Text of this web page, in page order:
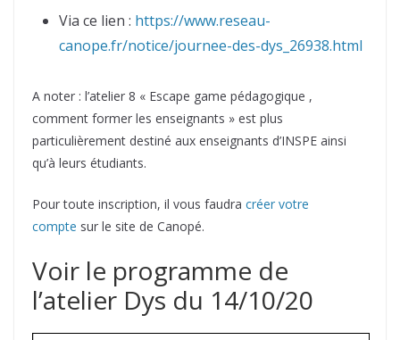
Via ce lien : https://www.reseau-
canope.fr/notice/journee-des-dys_26938.html
A noter : l’atelier 8 « Escape game pédagogique ,
comment former les enseignants » est plus
particulièrement destiné aux enseignants d’INSPE ainsi
qu’à leurs étudiants.
Pour toute inscription, il vous faudra créer votre
compte sur le site de Canopé.
Voir le programme de
l’atelier Dys du 14/10/20